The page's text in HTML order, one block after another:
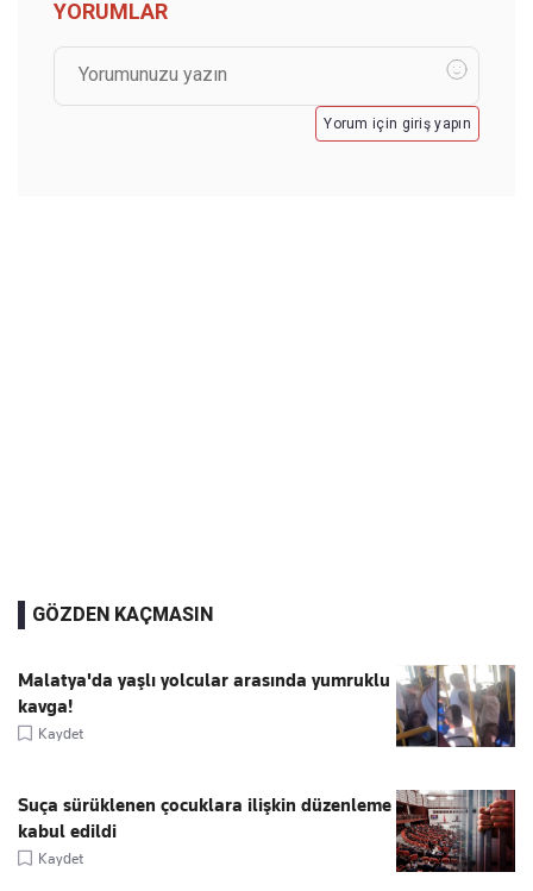
YORUMLAR
Yorum için giriş yapın
GÖZDEN KAÇMASIN
Malatya'da yaşlı yolcular arasında yumruklu
kavga!
Kaydet
Suça sürüklenen çocuklara ilişkin düzenleme
kabul edildi
Kaydet